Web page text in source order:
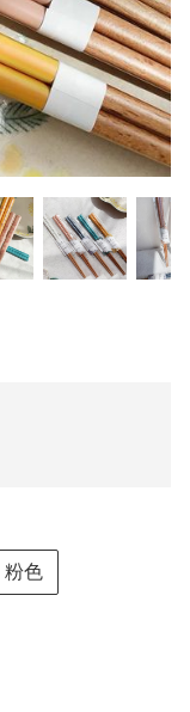
粉色